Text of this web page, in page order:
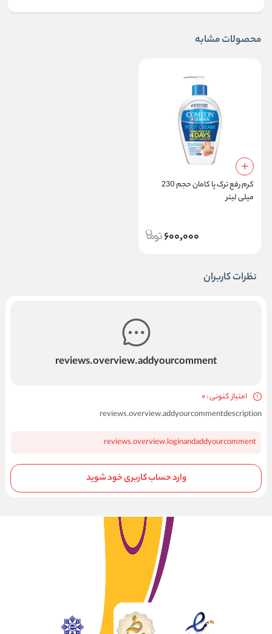
محصولات مشابه
کرم رفع ترک پا کامان حجم 230
میلی لیتر
600,000
نظرات کاربران
reviews.overview.addyourcomment
امتیاز کنونی : 0
reviews.overview.addyourcommentdescription
reviews.overview.loginandaddyourcomment
وارد حساب کاربری خود شوید